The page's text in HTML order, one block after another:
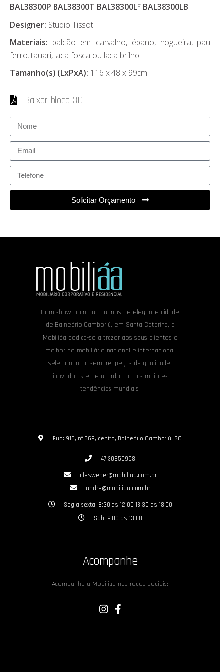
BAL38300P BAL38300T BAL38300LF BAL38300LB
Designer: Studio Tissot
Materiais: balcão em carvalho, ébano, nogueira, pau
ferro, tauari, laca fosca ou laca brilho
Tamanho(s) (LxPxA): 116 x 48 x 99cm
Baixar bloco 3D
Solicitar Orçamento
Com showroom na charmosa e elegante cidade
de Balneário Camboriú, em Santa Catarina, a
Mobiliáa dedica-se a trazer aos seus clientes o
melhor do mobiliário nacional e internacional
selecionando, sempre, peças de qualidade,
inovadoras e de acordo com as maiores
tendências mundiais.
Rua: 916, nº 369, centro, Balneário Camboriú, SC
47 30650998
alesweber@mobiliaa.com.br
andre@mobiliaa.com.br
Seg a sexta: 8:30 as 12:00 13:30 as 18:00
Sab. 9:00 as 13:00
Acompanhe
Acompanhe a Mobiliáa nas redes sociais: